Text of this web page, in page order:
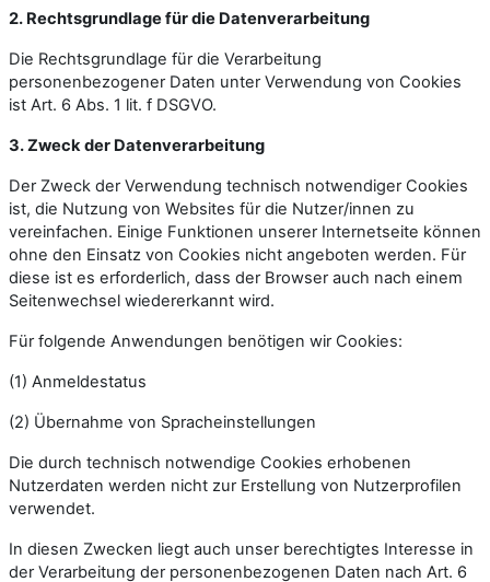
2. Rechtsgrundlage für die Datenverarbeitung
Die Rechtsgrundlage für die Verarbeitung
personenbezogener Daten unter Verwendung von Cookies
ist Art. 6 Abs. 1 lit. f DSGVO.
3. Zweck der Datenverarbeitung
Der Zweck der Verwendung technisch notwendiger Cookies
ist, die Nutzung von Websites für die Nutzer/innen zu
vereinfachen. Einige Funktionen unserer Internetseite können
ohne den Einsatz von Cookies nicht angeboten werden. Für
diese ist es erforderlich, dass der Browser auch nach einem
Seitenwechsel wiedererkannt wird.
Für folgende Anwendungen benötigen wir Cookies:
(1) Anmeldestatus
(2) Übernahme von Spracheinstellungen
Die durch technisch notwendige Cookies erhobenen
Nutzerdaten werden nicht zur Erstellung von Nutzerprofilen
verwendet.
In diesen Zwecken liegt auch unser berechtigtes Interesse in
der Verarbeitung der personenbezogenen Daten nach Art. 6